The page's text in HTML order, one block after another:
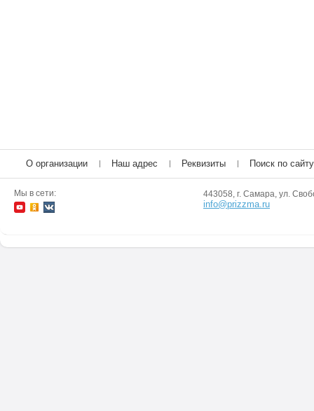
О организации Наш адрес Реквизиты Поиск по сайту
Мы в сети: 443058, г. Самара, ул.
info@prizzma.ru